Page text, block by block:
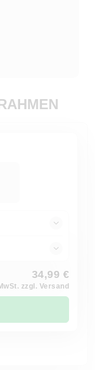
34,99 €
zzgl. Versand